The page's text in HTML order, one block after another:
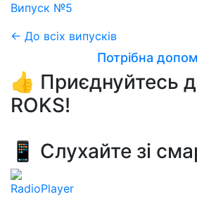
Випуск №5
← До всіх випусків
Потрібна
👍 Приєднуйтесь
ROKS!
📱 Слухайте зі
RadioPlayer